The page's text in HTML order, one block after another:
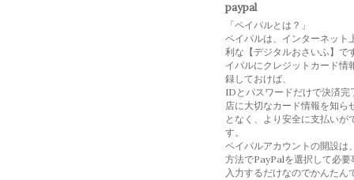
paypal
「ペイパルとは？」
ペイパルは、インターネット
利な【デジタルおさいふ】で
イパルにクレジットカード情
録しておけば、
IDとパスワードだけで決済完
店に大切なカード情報を知ら
となく、より安全に支払いが
す。
ペイパルアカウントの開設は
方法でPayPalを選択して必要
入力するだけなのでかんたん